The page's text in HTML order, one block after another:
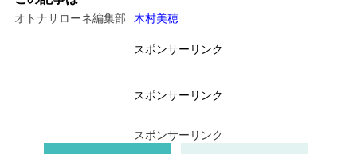
ャック
平野紫耀さんが「ルージュ ピュールクチュール」の「NM
オトナサローネ編集部 木村美穂
スポンサーリンク
スポンサーリンク
スポンサーリンク